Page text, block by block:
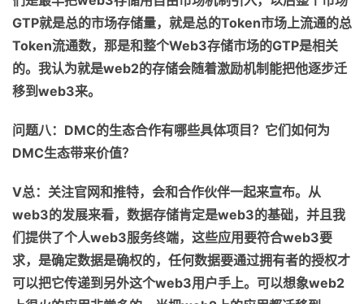
GTP就是总的市场存储量，就是总的Token市场上流通的总
Token流通数，那是和整个Web3存储市场的GTP是相关
的。我认为就是web2的存储会随着激励机制能把他逐步迁
移到 web3来。
问题八： DMC的生态合作有哪些具体项目？它们如何为
DMC生态带来价值？
V总：关注官网和推特，会和合作伙伴一起来宣布。从
web3的发展来看，数据存储肯定是web3的基础， 并且我
们提供了个人web3服务终端， 这些应用要符合web3要
求， 是确定数据是确权的，任何数据要通过拥有者的授权才
可以把它传递到另外这个web3用户手上。 可以想象web2